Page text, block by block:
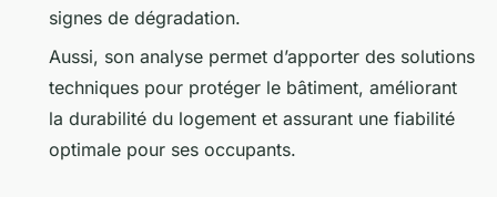
signes de dégradation.
Aussi, son analyse permet d’apporter des solutions
techniques pour protéger le bâtiment, améliorant
la durabilité du logement et assurant une fiabilité
optimale pour ses occupants.